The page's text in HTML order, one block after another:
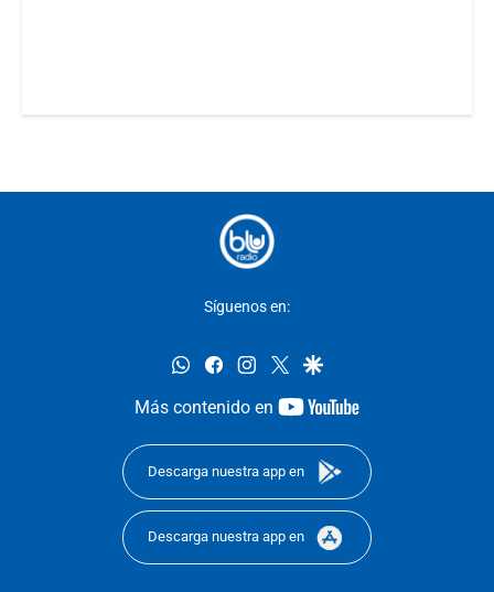
Síguenos en:
whatsappfacebookinstagram
twittergoogle
Más contenido en
youtube-
Descarga nuestra app en
Descarga nuestra app en